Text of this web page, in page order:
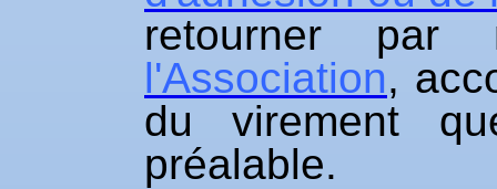
retourner
l'Association,
du virement
préalable.